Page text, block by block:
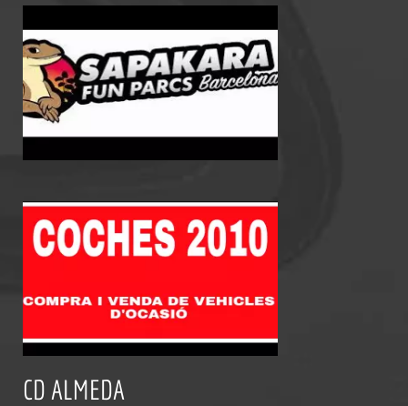
CD ALMEDA